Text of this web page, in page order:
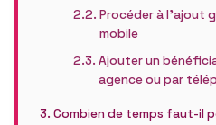
Procéder à l’ajout
mobile
Ajouter un
agence ou par
Combien de temps faut-il